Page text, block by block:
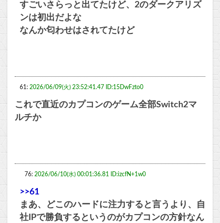
すごいさらっと出てたけど、2のダークアリズ
ンは初出だよな
なんか匂わせはされてたけど
61: 2026/06/09(火) 23:52:41.47 ID:15DwFzto0
これで直近のカプコンのゲーム全部Switch2マ
ルチか
76: 2026/06/10(水) 00:01:36.81 ID:izcfN+1w0
>>61
まあ、どこのハードに注力すると言うより、自
社IPで勝負するというのがカプコンの方針なん